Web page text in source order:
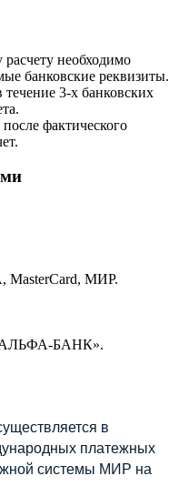
необходимо
банковские реквизиты.
3-х банковских
после фактического
MasterCard, МИР.
«АЛЬФА-БАНК».
в
платежных
системы МИР на